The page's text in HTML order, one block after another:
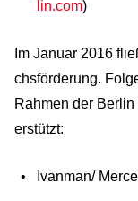
lin.com)
Im Januar 2016
chsförderung.
Rahmen der
erstützt:
Ivanman/